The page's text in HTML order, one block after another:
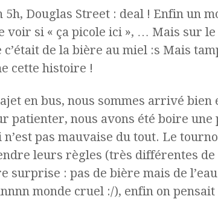
5h, Douglas Street : deal ! Enfin un
voir si « ça picole ici », … Mais sur
de la bière au miel :s Mais
cette histoire !
en bus, nous sommes arrivé bien
patienter, nous avons été boire une
n’est pas mauvaise du tout. Le
leurs règles (très différentes de
surprise : pas de bière mais de
monde cruel :/), enfin on pensait